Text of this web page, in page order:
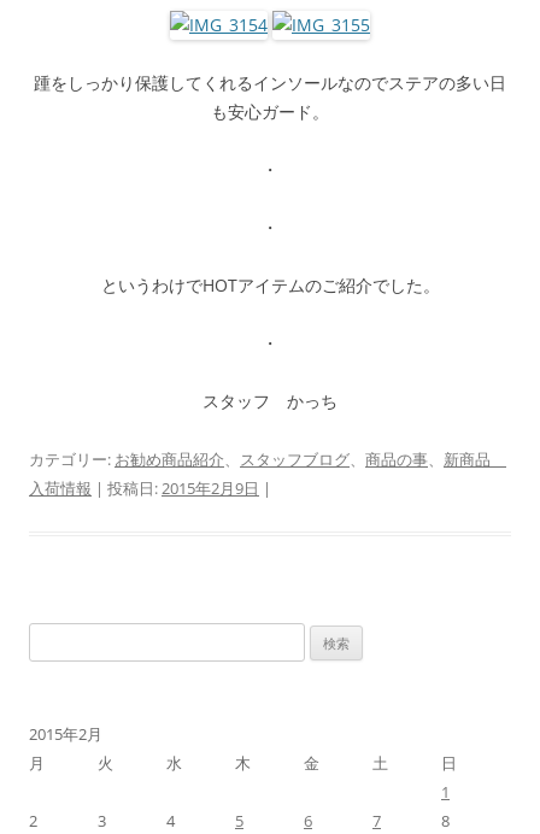
踵をしっかり保護してくれるインソールなのでステアの多い日
も安心ガード。
・
・
というわけでHOTアイテムのご紹介でした。
・
スタッフ かっち
カテゴリー: お勧め商品紹介、 スタッフブログ、 商品の事、 新商品
入荷情報 | 投稿日:2015年2月9日 |
索:
2015年2月
月
火 水 木 金 土
日
1
2
3 4 5 6 7
8